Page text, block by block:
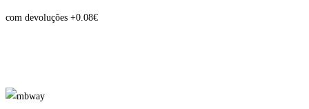
com devoluções +0.08€